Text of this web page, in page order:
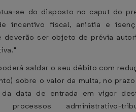
se do disposto no caput do
incentivo fiscal, anistia e
deverão ser objeto de prévia
saldar o seu débito com
sobre o valor da multa, no
da data de entrada em vigor
administrativo-